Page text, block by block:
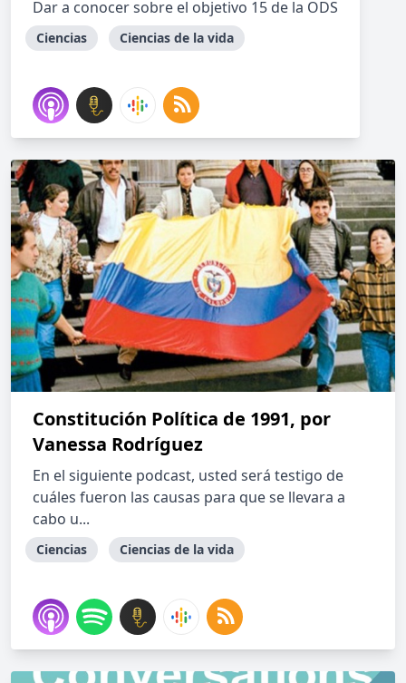
Dar a conocer sobre el objetivo 15 de la ODS
Ciencias Ciencias de la vida
Constitución Política de 1991, por
Vanessa Rodríguez
En el siguiente podcast, usted será testigo de
cuáles fueron las causas para que se llevara a
cabo u...
Ciencias Ciencias de la vida